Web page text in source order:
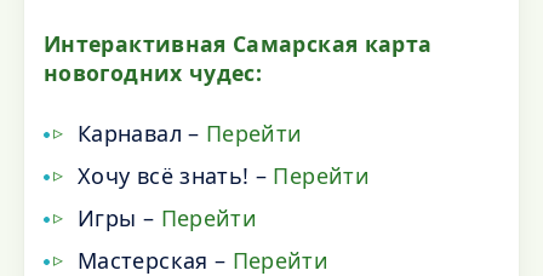
Интерактивная Самарская карта
новогодних чудес:
Карнавал – Перейти
Хочу всё знать! – Перейти
Игры – Перейти
Мастерская – Перейти